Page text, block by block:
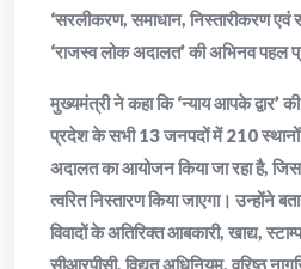
‘सरलीकरण, समाधान, निस्तारीकरण
‘राजस्व लोक अदालत’ की अभिनव पहल
मुख्यमंत्री ने कहा कि ‘न्याय आपके द्वार’
प्रदेश के सभी 13 जनपदों में 210
अदालत का आयोजन किया जा रहा है,
त्वरित निस्तारण किया जाएगा। उन्होंने
विवादों के अतिरिक्त आबकारी, खाद्य,